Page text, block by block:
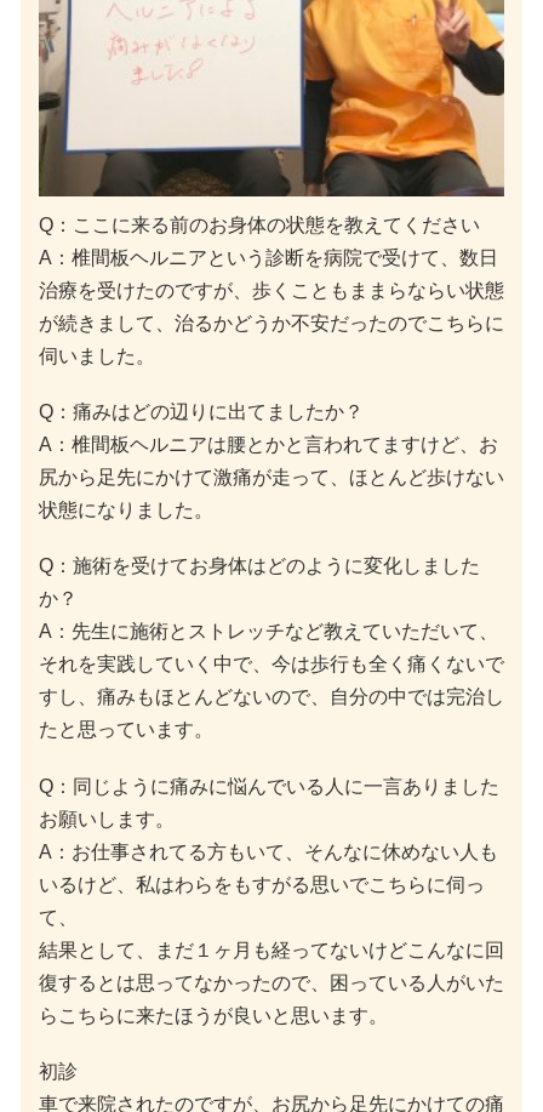
Q：ここに来る前のお身体の状態を教えてください
A：椎間板ヘルニアという診断を病院で受けて、数日
治療を受けたのですが、歩くこともままらならい状態
が続きまして、治るかどうか不安だったのでこちらに
伺いました。
Q：痛みはどの辺りに出てましたか？
A：椎間板ヘルニアは腰とかと言われてますけど、お
尻から足先にかけて激痛が走って、ほとんど歩けない
状態になりました。
Q：施術を受けてお身体はどのように変化しました
か？
A：先生に施術とストレッチなど教えていただいて、
それを実践していく中で、今は歩行も全く痛くないで
すし、痛みもほとんどないので、自分の中では完治し
たと思っています。
Q：同じように痛みに悩んでいる人に一言ありました
お願いします。
A：お仕事されてる方もいて、そんなに休めない人も
いるけど、私はわらをもすがる思いでこちらに伺っ
て、
結果として、まだ１ヶ月も経ってないけどこんなに回
復するとは思ってなかったので、困っている人がいた
らこちらに来たほうが良いと思います。
初診
車で来院されたのですが、お尻から足先にかけての痛